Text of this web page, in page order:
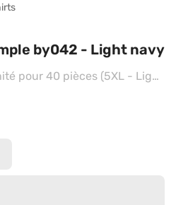
by042 - Light navy
Prix à l'unité pour 40 pièces (5XL - Light Navy)